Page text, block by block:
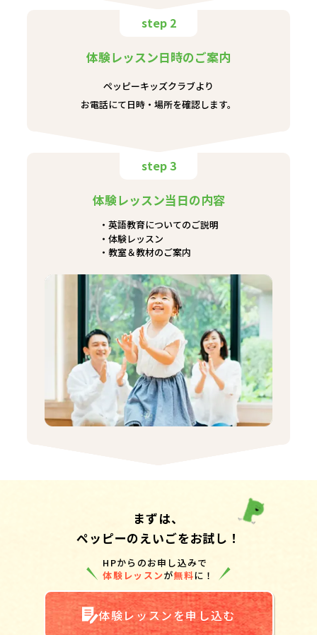
step 2
体験レッスン日時のご案内
ペッピーキッズクラブより
お電話にて日時・場所を確認します。
step 3
体験レッスン当日の内容
英語教育についてのご説明
体験レッスン
教室＆教材のご案内
まずは、
ペッピーのえいごをお試し！
HPからのお申し込みで
体験レッスンが無料に！
体験レッスンを申し込む